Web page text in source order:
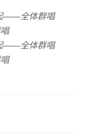
——全体群唱
——全体群唱